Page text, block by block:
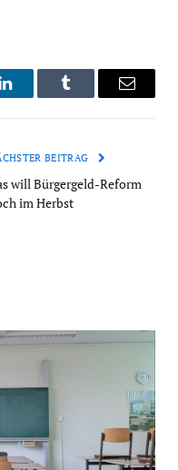
LinkedInTumblr Email
BEITRAG
will Bürgergeld-Reform
im Herbst